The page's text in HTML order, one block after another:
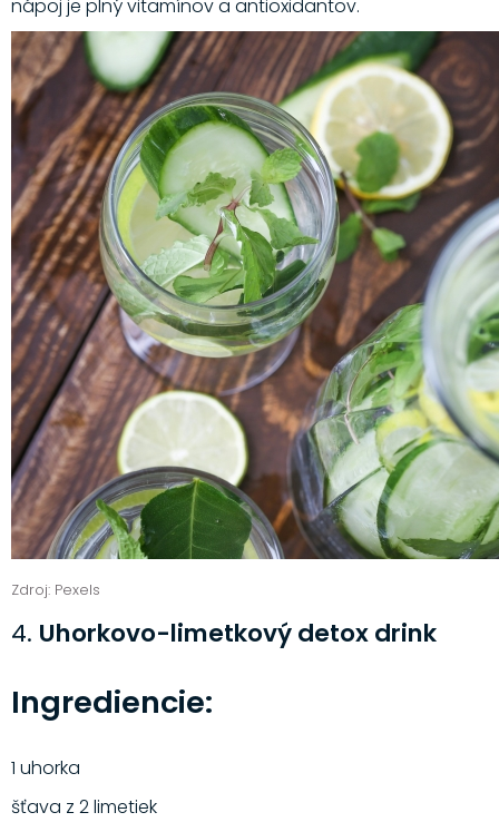
nápoj je plný vitamínov a antioxidantov.
Zdroj: Pexels
4. Uhorkovo-limetkový detox drink
Ingrediencie:
1 uhorka
šťava z 2 limetiek